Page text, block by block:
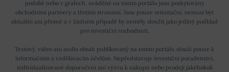
podobě nebo v grafech, uváděné na tomto portálu jsou poskytovány
obchodními partnery a třetími stranami. Jsou pouze orientační, nemusí být
aktuální ani přesné a v žádném případě by neměly sloužit jako jediný podklad
pro investiční rozhodnutí.
Textový, video ani audio obsah publikovaný na tomto portálu slouží pouze k
informačním a vzdělávacím účelům. Nepředstavuje investiční poradenství,
individualizované doporučení ani výzvu k nákupu nebo prodeji jakéhokoli